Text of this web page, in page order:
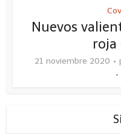
Nuevos
roja
21 noviembre 2020